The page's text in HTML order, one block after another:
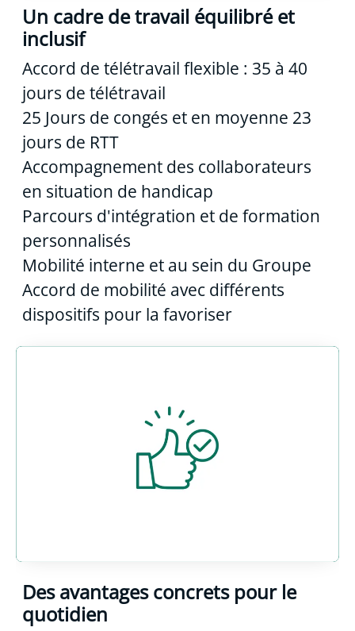
Un cadre de travail équilibré et
inclusif
Accord de télétravail flexible : 35 à 40
jours de télétravail
25 Jours de congés et en moyenne 23
jours de RTT
Accompagnement des collaborateurs
en situation de handicap
Parcours d'intégration et de formation
personnalisés
Mobilité interne et au sein du Groupe
Accord de mobilité avec différents
dispositifs pour la favoriser
Des avantages concrets pour le
quotidien